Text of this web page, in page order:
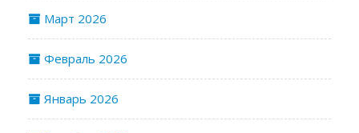
Март 2026
Февраль 2026
Январь 2026